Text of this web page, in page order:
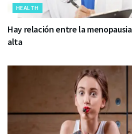
HEALTH
Hay relación entre la
alta